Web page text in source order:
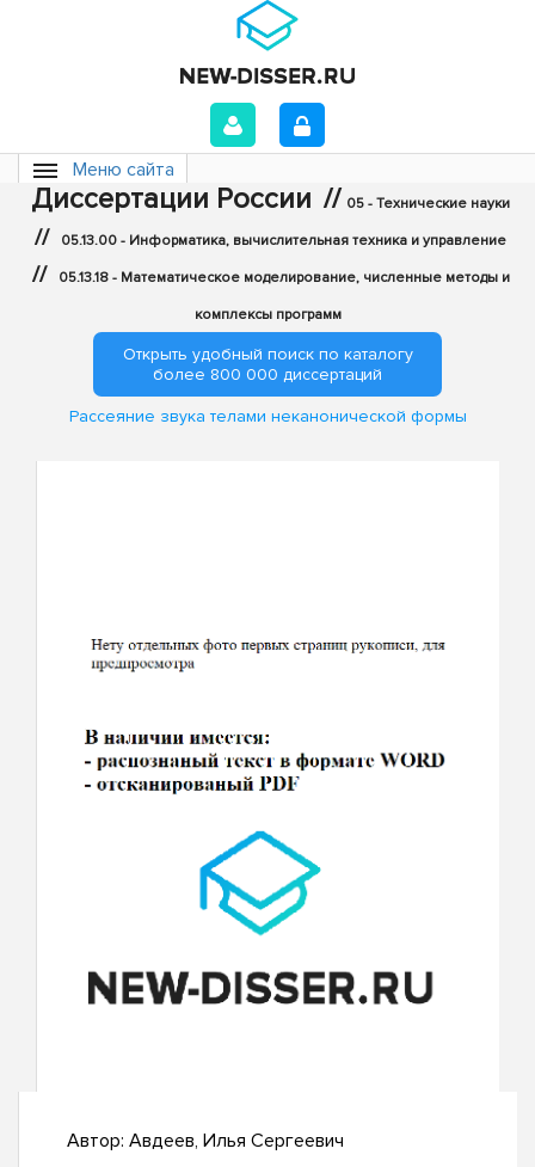
Меню сайта
Диссертации России // 05 - Технические науки
// 05.13.00 - Информатика, вычислительная техника и управление
// 05.13.18 - Математическое моделирование, численные методы и
комплексы программ
Открыть удобный поиск по каталогу
более 800 000 диссертаций
Рассеяние звука телами неканонической формы
Автор: Авдеев, Илья Сергеевич